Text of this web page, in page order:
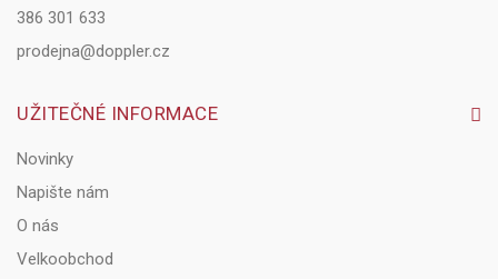
386 301 633
prodejna@doppler.cz
UŽITEČNÉ INFORMACE
Novinky
Napište nám
O nás
Velkoobchod